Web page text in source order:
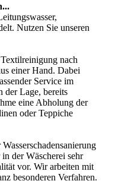
Nutzen Sie unseren
nach
einer Hand. Dabei
Service im
der Lage, bereits
eine Abholung der
oder Teppiche
der Wäscherei sehr
vor. Wir arbeiten mit
besonderen Verfahren.